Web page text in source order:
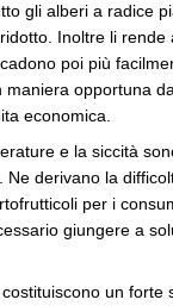
gli alberi a radice
Inoltre li
poi più
opportuna
economica.
e la siccità
derivano la
per i
giungere a
costituiscono un